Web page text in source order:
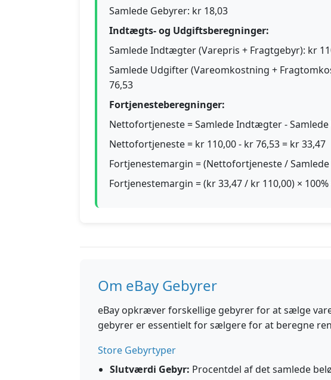
Samlede Gebyrer: kr 18,03
Indtægts- og Udgiftsberegninger:
Samlede Indtægter (Varepris + Fragtgebyr): kr
Samlede Udgifter (Vareomkostning +
76,53
Fortjenesteberegninger:
Nettofortjeneste = Samlede Indtægter -
Nettofortjeneste = kr 110,00 - kr 76,53 = kr 33,47
Fortjenestemargin = (Nettofortjeneste /
Fortjenestemargin = (kr 33,47 / kr 110,00) × 100%
Om eBay Gebyrer
eBay opkræver forskellige gebyrer for at sælge
gebyrer er essentielt for sælgere for at beregne
Store Gebyrtyper
Slutværdi Gebyr: Procentdel af det samlede